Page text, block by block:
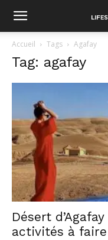
Accueil Tags Agafay
Tag: agafay
Désert
activités à